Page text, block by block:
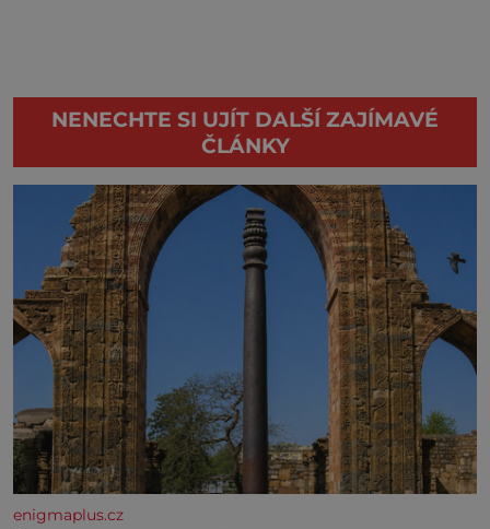
NENECHTE SI UJÍT DALŠÍ ZAJÍMAVÉ
ČLÁNKY
enigmaplus.cz